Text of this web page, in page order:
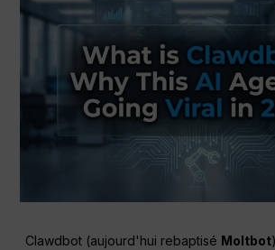
Clawdbot (aujourd'hui rebaptisé Moltbot